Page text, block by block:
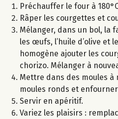
Préchauffer le four à
Râper les courgettes et
Mélanger, dans un bol, la
les œufs, l’huile d’olive et
homogène ajouter les
chorizo. Mélanger à
Mettre dans des moules
moules ronds et
Servir en apéritif.
Variez les plaisirs :